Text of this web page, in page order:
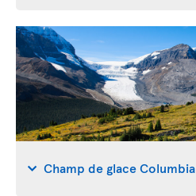
Champ de glace Columbia